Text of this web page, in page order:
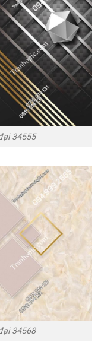
34555
34568